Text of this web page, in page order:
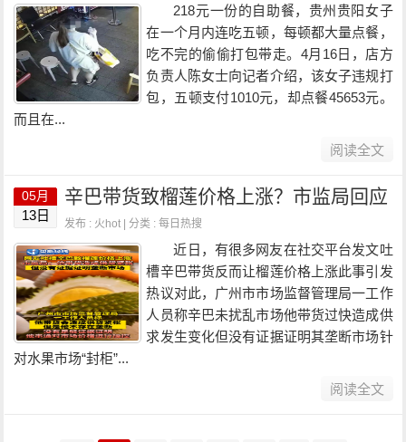
218元一份的自助餐，贵州贵阳女子
在一个月内连吃五顿，每顿都大量点餐，
吃不完的偷偷打包带走。4月16日，店方
负责人陈女士向记者介绍，该女子违规打
包，五顿支付1010元，却点餐45653元。
而且在...
阅读全文
05月
13日
辛巴带货致榴莲价格上涨？市监局回应
发布 : 火hot | 分类 :每日热搜
近日，有很多网友在社交平台发文吐
槽辛巴带货反而让榴莲价格上涨此事引发
热议对此，广州市市场监督管理局一工作
人员称辛巴未扰乱市场他带货过快造成供
求发生变化但没有证据证明其垄断市场针
对水果市场“封柜”...
阅读全文